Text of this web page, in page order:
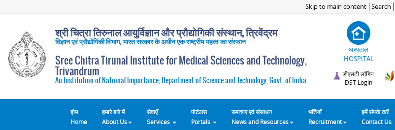
Skip to main content Search
श्री चित्रा तिरुनाल आयुर्विज्ञान और प्रौद्योगिकी संस्थान, त्रिवेंद्रम
विज्ञान एवं प्रौद्योगिकी विभाग, भारत सरकार के अधीन एक राष्ट्रीय महत्व का संस्थान
Sree Chitra Tirunal Institute for Medical Sciences and Technology,
Trivandrum
An Institution of National Importance, Department of Science and Technology, Govt. of India
अस्पताल
HOSPITAL
डीएसटी लॉगिन
DST Login
होम
Home
हमारे बारे में
About Us
सेवाएँ
Services
पोर्टलस
Portals
समाचार एवं संसाधन
News and Resources
भर्तियाँ
Recruitment
हमें संपर्क करें
Contact Us